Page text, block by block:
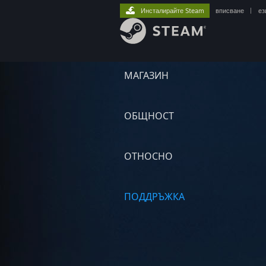
МАГАЗИН
ОБЩНОСТ
ОТНОСНО
ПОДДРЪЖКА
Инсталирайте Steam вписване